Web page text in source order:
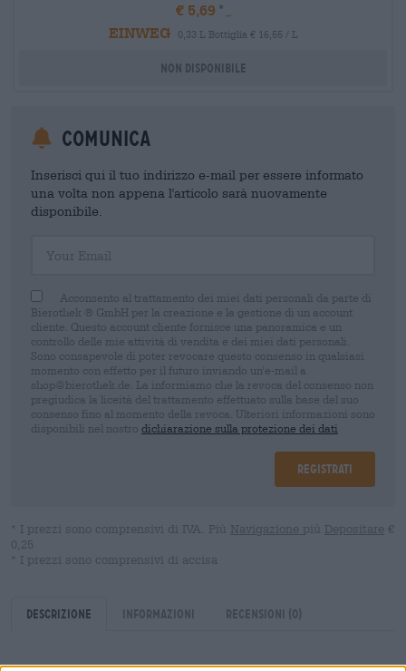
€ 5,69
EINWEG
0,33 L Bottiglia € 16,55 / L
Non disponibile
Comunica
Inserisci qui il tuo indirizzo e-mail per essere informato
una volta non appena l'articolo sarà nuovamente
disponibile.
Acconsento al trattamento dei miei dati personali da parte di
Bierothek ® GmbH per la creazione e la gestione di un account
cliente. Questo account cliente fornisce una panoramica e un
controllo delle mie attività di vendita e dei miei dati personali.
Sono consapevole di poter revocare questo consenso in qualsiasi
momento con effetto per il futuro inviando un'e-mail a
shop@bierothek.de. La informiamo che la revoca del consenso non
pregiudica la liceità del trattamento effettuato sulla base del suo
consenso fino al momento della revoca. Ulteriori informazioni sono
disponibili nel nostro dichiarazione sulla protezione dei dati
Registrati
* I prezzi sono comprensivi di IVA. Più Navigazione più Depositare €
0,25
* I prezzi sono comprensivi di accisa
Descrizione Informazioni Recensioni (0)